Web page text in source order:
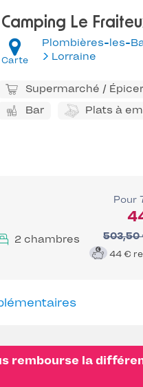
Camping Le
Carte
Plombières-les-
Lorraine
Supermarché /
Bar
Plats à
2 chambres
Pour
503,50
44 €
rembourse la